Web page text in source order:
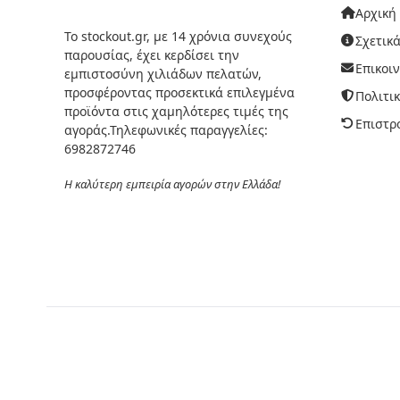
Το stockout.gr, με 14 χρόνια συνεχούς
παρουσίας, έχει κερδίσει την
εμπιστοσύνη χιλιάδων πελατών,
προσφέροντας προσεκτικά επιλεγμένα
προϊόντα στις χαμηλότερες τιμές της
αγοράς.Τηλεφωνικές παραγγελίες:
6982872746
Η καλύτερη εμπειρία αγορών στην Ελλάδα!
Αρχική